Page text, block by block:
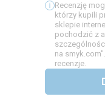
Recenzję
którzy kupili
sklepie
pochodzić z
na smyk.com".
recenzje.